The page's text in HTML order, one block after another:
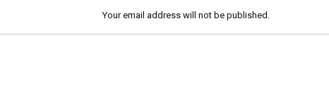
Your email address will not be published.